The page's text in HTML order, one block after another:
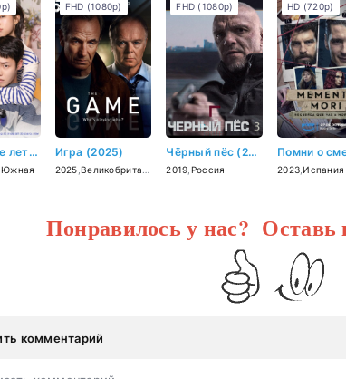
Последнее лето (2025)
Южная
Игра (2025)
2025 ,Великобритания
FHD (1080p)
Чёрный пёс (2019)
2019 Россия
FHD (1080p)
2023 ,Испания
HD (720p)
Понравилось у нас? Оставь
комментарий